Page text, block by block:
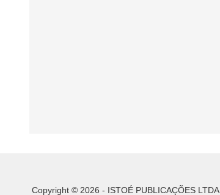
Copyright © 2026 - ISTOÉ PUBLICAÇÕES LTDA